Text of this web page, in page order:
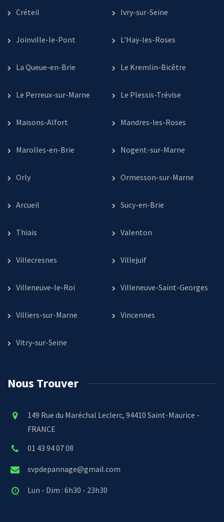
Créteil Ivry-sur-Seine
Joinville-le-Pont L’Haÿ-les-Roses
La Queue-en-Brie Le Kremlin-Bicêtre
Le Perreux-sur-Marne Le Plessis-Trévise
Maisons-Alfort Mandres-les-Roses
Marolles-en-Brie Nogent-sur-Marne
Orly Ormesson-sur-Marne
Arcueil Sucy-en-Brie
Thiais Valenton
Villecresnes Villejuif
Villeneuve-le-Roi Villeneuve-Saint-Georges
Villiers-sur-Marne Vincennes
Vitry-sur-Seine
Nous Trouver
149 Rue du Maréchal Leclerc, 94410 Saint-Maurice -
FRANCE
01 43 94 07 08
svpdepannage@gmail.com
Lun - Dim : 6h30 - 23h30